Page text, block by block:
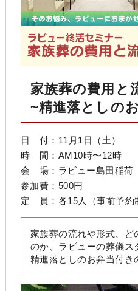
家族葬の費用と
~精進落としの
日 付：11月1日（土）
時 間：AM10時〜12時
会 場： ラビュー島田稲荷
参加費：500円
定 員：各15人（事前予約
家族葬の流れや形式、ど
のか、ラビューの葬儀ス
精進落としのお弁当付き